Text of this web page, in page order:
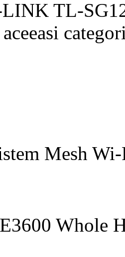
TL-
Mesh Wi-
Whole